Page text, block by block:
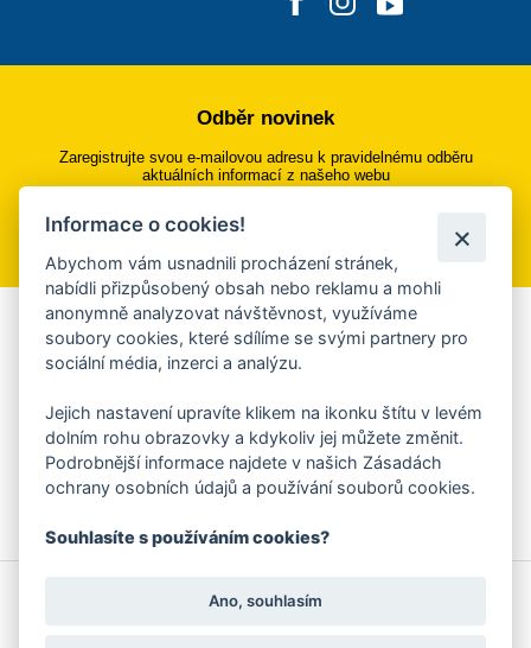
Odběr novinek
Zaregistrujte svou e-mailovou adresu k pravidelnému odběru
aktuálních informací z našeho webu
Přihlásit se k odběru
Aplikace Mobilní rozhlas
Chcete dostávat do svého mobilu či mailu upozornění na
ankety, pozvánky na kulturní a sportovní akce?
Více informací o aplikaci
Ochrana osobních údajů
Informace o cookies!
Abychom vám usnadnili procházení stránek,
nabídli přizpůsobený obsah nebo reklamu a mohli
anonymně analyzovat návštěvnost, využíváme
soubory cookies, které sdílíme se svými partnery pro
sociální média, inzerci a analýzu.
Jejich nastavení upravíte klikem na ikonku štítu v levém
dolním rohu obrazovky a kdykoliv jej můžete změnit.
Podrobnější informace najdete v našich Zásadách
ochrany osobních údajů a používání souborů cookies.
Souhlasíte s používáním cookies?
Ano, souhlasím